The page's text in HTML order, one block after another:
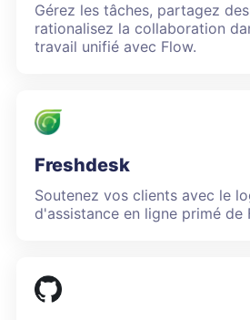
Gérez les tâches, partagez
rationalisez la collaboration
travail unifié avec Flow.
Freshdesk
Soutenez vos clients avec le
d'assistance en ligne primé de